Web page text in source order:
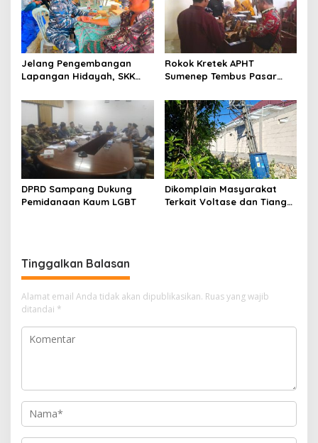
Jelang Pengembangan
Lapangan Hidayah, SKK
Perkuat Sinergi dengan
Nelayan Sampang
Rokok Kretek APHT
Sumenep Tembus Pasar
DPRD Sampang Dukung
Pemidanaan Kaum LGBT
Dikomplain Masyarakat
Terkait Voltase dan Tiang
Tinggalkan Balasan
Alamat email Anda tidak akan dipublikasikan. Ruas yang wajib
ditandai *